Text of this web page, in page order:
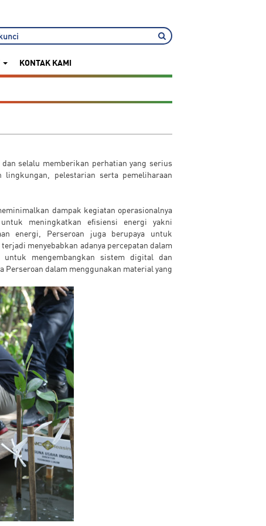
KONTAK KAMI
selalu memberikan perhatian yang serius
pelestarian serta pemeliharaan
dampak kegiatan operasionalnya
meningkatkan efisiensi energi yakni
energi, Perseroan juga berupaya untuk
menyebabkan adanya percepatan dalam
mengembangkan sistem digital dan
Perseroan dalam menggunakan material yang